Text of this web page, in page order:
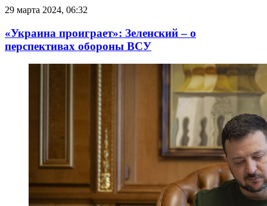
29 марта 2024, 06:32
«Украина проиграет»: Зеленский – о
перспективах обороны ВСУ